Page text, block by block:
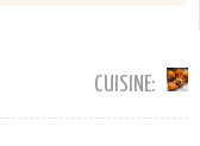
CUISINE: